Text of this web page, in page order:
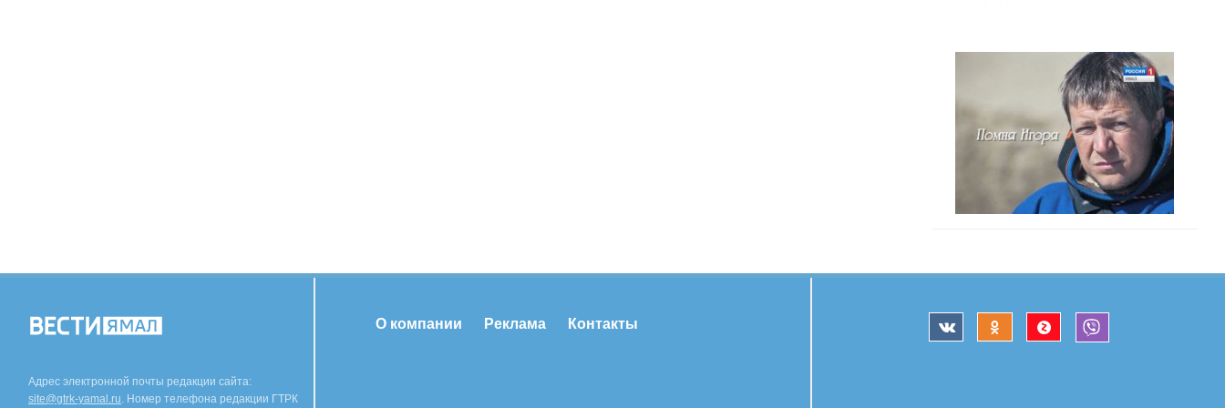
Адрес электронной почты редакции сайта:
site@gtrk-yamal.ru. Номер телефона редакции ГТРК
О компании Реклама Контакты